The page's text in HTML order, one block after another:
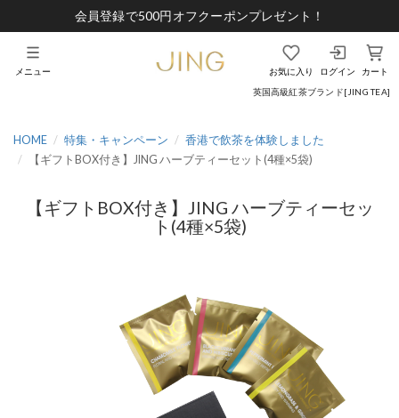
会員登録で500円オフクーポンプレゼント！
英国高級紅茶ブランド[JING TEA]
お気に入り ログイン カート
メニュー
HOME 特集・キャンペーン
香港で飲茶を体験しました
【ギフトBOX付き】JING ハーブティーセット(4種×5袋)
【ギフトBOX付き】JING ハーブティーセッ
ト(4種×5袋)